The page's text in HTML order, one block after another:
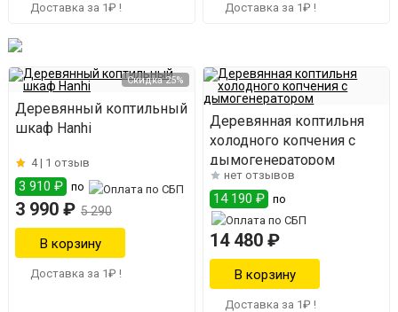
Доставка за 1₽ ! Доставка за 1₽ !
Скидка 25%
Деревянный коптильный
шкаф Hanhi
4 | 1 отзыв
3 910 ₽ по
3 990 ₽ 5 290
Доставка за 1₽ !
Деревянная коптильня
холодного копчения с
дымогенератором
нет отзывов
14 190 ₽ по
14 480 ₽
Доставка за 1₽ !